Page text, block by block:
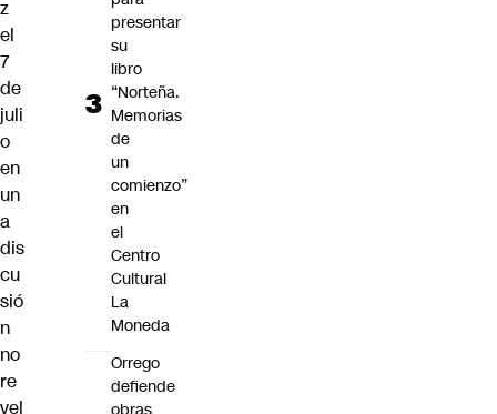
z
el
7
de
juli
o
en
un
a
dis
cu
sió
n
no
re
vel
presentar
su
libro
“Norteña.
Memorias
de
un
comienzo”
en
el
Centro
Cultural
La
Moneda
Orrego
defiende
obras